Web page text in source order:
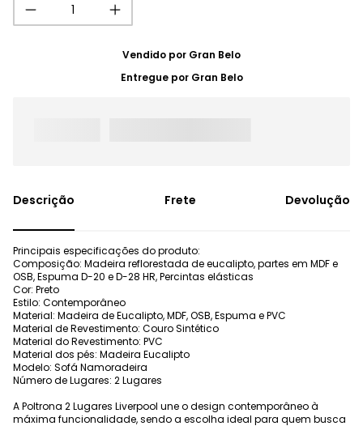
Vendido por Gran Belo
Entregue por Gran Belo
Frete Devolução
Principais especificações do produto:
Composição: Madeira reflorestada de eucalipto, partes em MDF e
OSB, Espuma D-20 e D-28 HR, Percintas elásticas
Cor: Preto
Estilo: Contemporâneo
Material: Madeira de Eucalipto, MDF, OSB, Espuma e PVC
Material de Revestimento: Couro Sintético
Material do Revestimento: PVC
Material dos pés: Madeira Eucalipto
Modelo: Sofá Namoradeira
Número de Lugares: 2 Lugares
A Poltrona 2 Lugares Liverpool une o design contemporâneo à
máxima funcionalidade, sendo a escolha ideal para quem busca